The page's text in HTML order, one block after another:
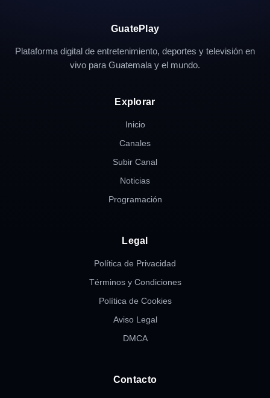
GuatePlay
Plataforma digital de entretenimiento, deportes y televisión en
vivo para Guatemala y el mundo.
Explorar
Inicio
Canales
Subir Canal
Noticias
Programación
Legal
Política de Privacidad
Términos y Condiciones
Política de Cookies
Aviso Legal
DMCA
Contacto